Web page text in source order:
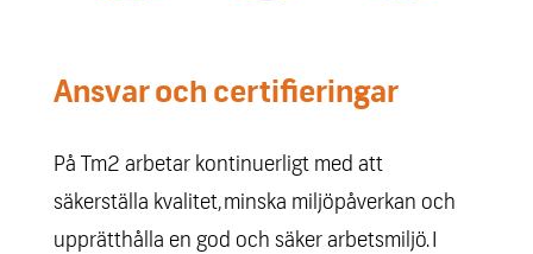
Ansvar och certifieringar
På Tm2 arbetar kontinuerligt med att
säkerställa kvalitet,minska miljöpåverkan och
upprätthålla en god och säker arbetsmiljö.I